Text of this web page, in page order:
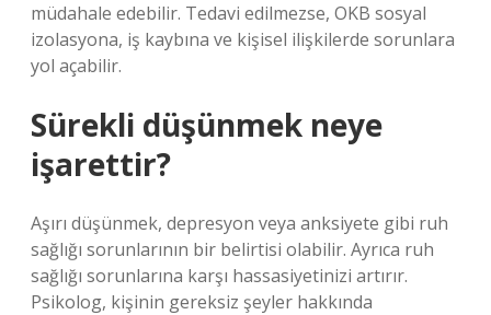
müdahale edebilir. Tedavi edilmezse, OKB sosyal
izolasyona, iş kaybına ve kişisel ilişkilerde sorunlara
yol açabilir.
Sürekli düşünmek neye
işarettir?
Aşırı düşünmek, depresyon veya anksiyete gibi ruh
sağlığı sorunlarının bir belirtisi olabilir. Ayrıca ruh
sağlığı sorunlarına karşı hassasiyetinizi artırır.
Psikolog, kişinin gereksiz şeyler hakkında